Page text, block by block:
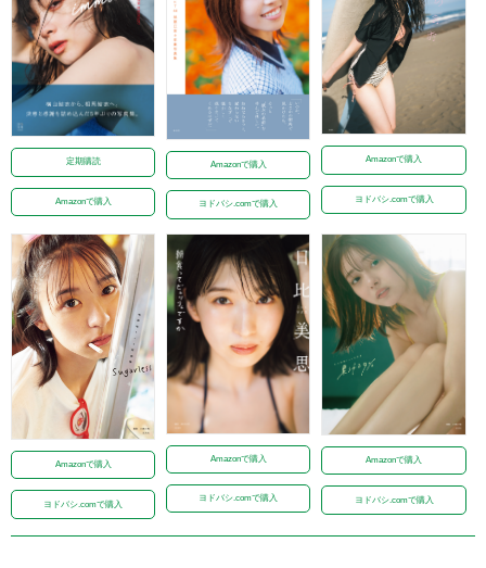
定期購読
Amazonで購入
Amazonで購入
ヨドバシ.comで購入
Amazonで購入
ヨドバシ.comで購入
Amazonで購入
ヨドバシ.comで購入
Amazonで購入
ヨドバシ.comで購入
Amazonで購入
ヨドバシ.comで購入